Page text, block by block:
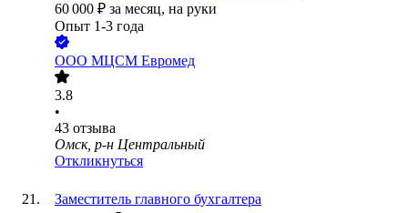
60 000 ₽ за месяц, на руки
Опыт 1-3 года
ООО МЦСМ Евромед
3.8
•
43 отзыва
Омск, р-н Центральный
Откликнуться
Заместитель главного бухгалтера